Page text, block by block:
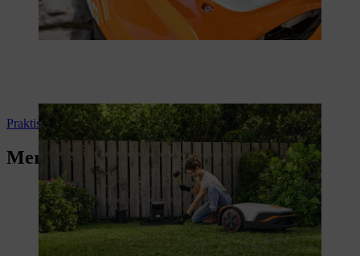
Praktisk vejledning til din iMOW®
Mere om plænepleje